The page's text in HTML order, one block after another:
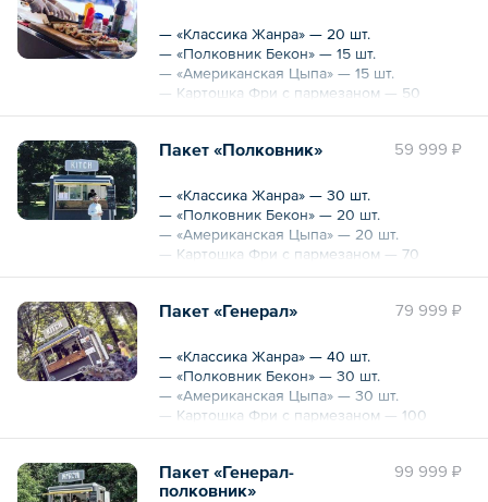
Для выезда требуется наличие розетки:
силовая розетка 380 В, 16 А, 9 кВт
— «Классика Жанра» — 20 шт.
— «Полковник Бекон» — 15 шт.
— «Американская Цыпа» — 15 шт.
— Картошка Фри с пармезаном — 50
порций
50 порций
Для выезда требуется наличие розетки:
силовая розетка 380 В, 16 А, 9 кВт
59 999 ₽
Пакет «Полковник»
— «Классика Жанра» — 30 шт.
— «Полковник Бекон» — 20 шт.
— «Американская Цыпа» — 20 шт.
— Картошка Фри с пармезаном — 70
порций
70 порций
Для выезда требуется наличие розетки:
силовая розетка 380 В, 16 А, 9 кВт
79 999 ₽
Пакет «Генерал»
— «Классика Жанра» — 40 шт.
— «Полковник Бекон» — 30 шт.
— «Американская Цыпа» — 30 шт.
— Картошка Фри с пармезаном — 100
порций
100 порций
99 999 ₽
Пакет «Генерал-
полковник»